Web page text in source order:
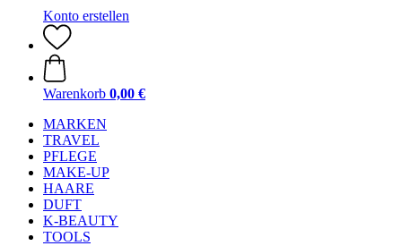
Konto erstellen
Warenkorb 0,00 €
MARKEN
TRAVEL
PFLEGE
MAKE-UP
HAARE
DUFT
K-BEAUTY
TOOLS